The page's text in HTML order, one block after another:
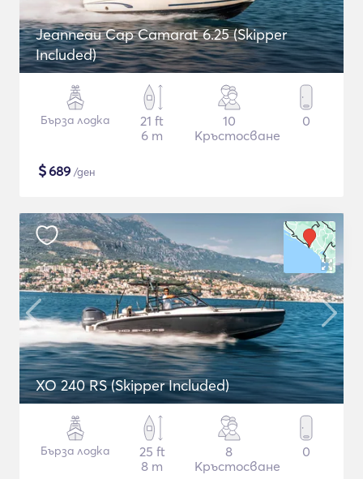
Jeanneau Cap Camarat 6.25 (Skipper
Included)
Бърза лодка
21 ft
6 m
10
Кръстосване
0
$689 /ден
XO 240 RS (Skipper Included)
Бърза лодка
25 ft
8 m
8
Кръстосване
0